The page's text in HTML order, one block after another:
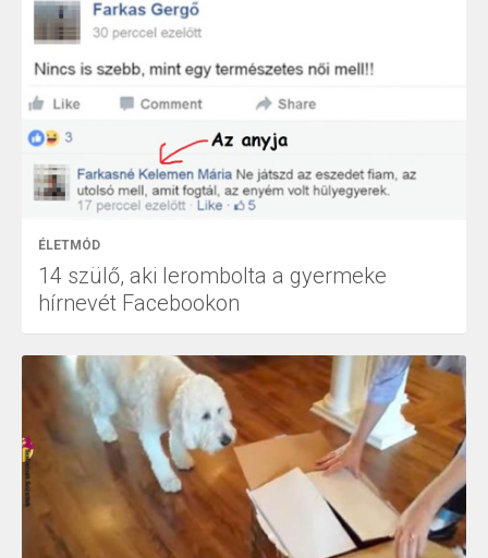
ÉLETMÓD
14 szülő, aki lerombolta a gyermeke
hírnevét Facebookon